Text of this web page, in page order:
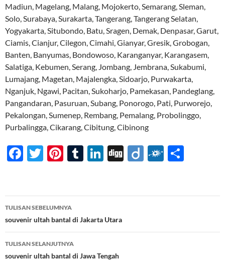
Madiun, Magelang, Malang, Mojokerto, Semarang, Sleman,
Solo, Surabaya, Surakarta, Tangerang, Tangerang Selatan,
Yogyakarta, Situbondo, Batu, Sragen, Demak, Denpasar, Garut,
Ciamis, Cianjur, Cilegon, Cimahi, Gianyar, Gresik, Grobogan,
Banten, Banyumas, Bondowoso, Karanganyar, Karangasem,
Salatiga, Kebumen, Serang, Jombang, Jembrana, Sukabumi,
Lumajang, Magetan, Majalengka, Sidoarjo, Purwakarta,
Nganjuk, Ngawi, Pacitan, Sukoharjo, Pamekasan, Pandeglang,
Pangandaran, Pasuruan, Subang, Ponorogo, Pati, Purworejo,
Pekalongan, Sumenep, Rembang, Pemalang, Probolinggo,
Purbalingga, Cikarang, Cibitung, Cibinong
F
b
o
o
k
T
er
Pi
es
t
T
bl
r
Li
e
dI
n
Di Di F
d e
Navigasi
Tulisan
TULISAN SEBELUMNYA
souvenir ultah bantal di Jakarta Utara
TULISAN SELANJUTNYA
souvenir ultah bantal di Jawa Tengah